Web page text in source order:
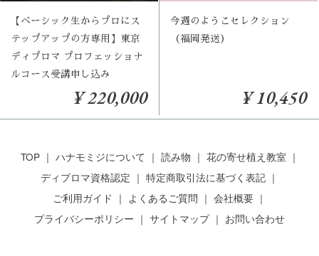
【ベーシック生からプロにス
テップアップの方専用】東京
ディプロマ プロフェッショナ
ルコース受講申し込み
¥ 220,000
今週のようこセレクション
（福岡発送）
¥ 10,450
TOP ハナモミジについて 読み物
花の寄せ植え教室
ディプロマ資格認定
特定商取引法に基づく表記
ご利用ガイド
よくあるご質問
会社概要
プライバシーポリシー
サイトマップ お問い合わせ